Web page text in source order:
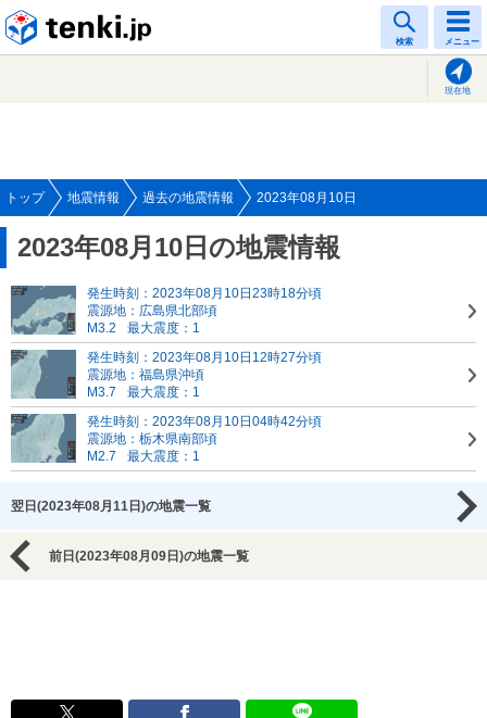
検索 メニュー
現在地
トップ 地震情報 過去の地震情報 2023年08月10日
2023年08月10日の地震情報
発生時刻：2023年08月10日23時18分頃
震源地：広島県北部頃
M3.2
最大震度：1
発生時刻：2023年08月10日12時27分頃
震源地：福島県沖頃
M3.7
最大震度：1
発生時刻：2023年08月10日04時42分頃
震源地：栃木県南部頃
M2.7
最大震度：1
翌日(2023年08月11日)の地震一覧
前日(2023年08月09日)の地震一覧